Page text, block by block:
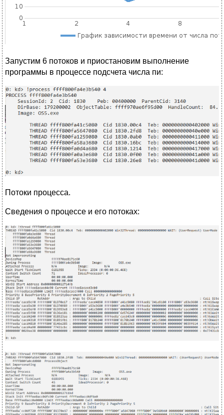
Запустим 6 потоков и приостановим выполнение
программы в процессе подсчета числа пи:
Потоки процесса.
Сведения о процессе и его потоках: